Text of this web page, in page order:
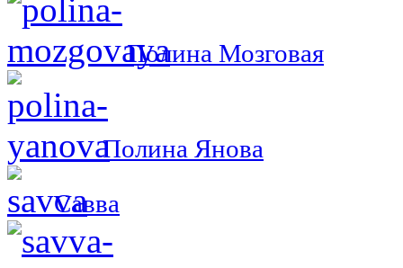
Полина Мозговая
Полина Янова
Савва